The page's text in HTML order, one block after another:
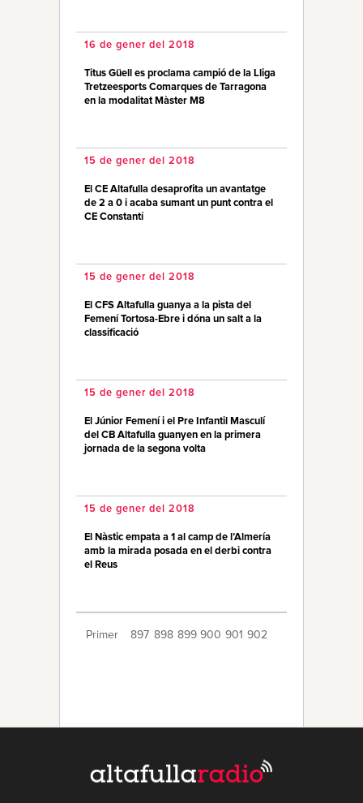
16 de gener del 2018
Titus Güell es proclama campió de la Lliga
Tretzeesports Comarques de Tarragona
en la modalitat Màster M8
15 de gener del 2018
El CE Altafulla desaprofita un avantatge
de 2 a 0 i acaba sumant un punt contra el
CE Constantí
15 de gener del 2018
El CFS Altafulla guanya a la pista del
Femení Tortosa-Ebre i dóna un salt a la
classificació
15 de gener del 2018
El Júnior Femení i el Pre Infantil Masculí
del CB Altafulla guanyen en la primera
jornada de la segona volta
15 de gener del 2018
El Nàstic empata a 1 al camp de l’Almería
amb la mirada posada en el derbi contra
el Reus
Primer 897 898 899 900 901 902
911 912 913 914 915 Últim